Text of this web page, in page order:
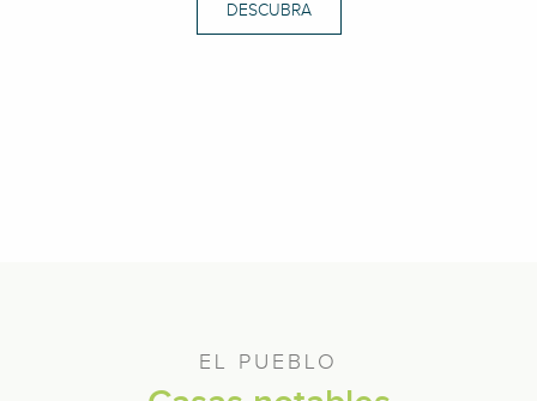
DESCUBRA
EL PUEBLO